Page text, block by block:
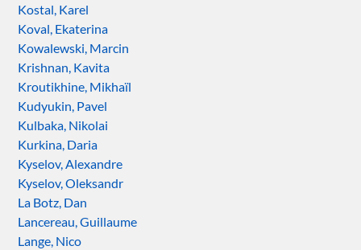
Kostal, Karel
Koval, Ekaterina
Kowalewski, Marcin
Krishnan, Kavita
Kroutikhine, Mikhaïl
Kudyukin, Pavel
Kulbaka, Nikolai
Kurkina, Daria
Kyselov, Alexandre
Kyselov, Oleksandr
La Botz, Dan
Lancereau, Guillaume
Lange, Nico